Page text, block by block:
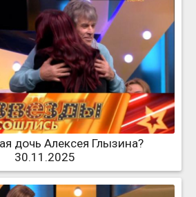
дочь Алексея Глызина?
30.11.2025